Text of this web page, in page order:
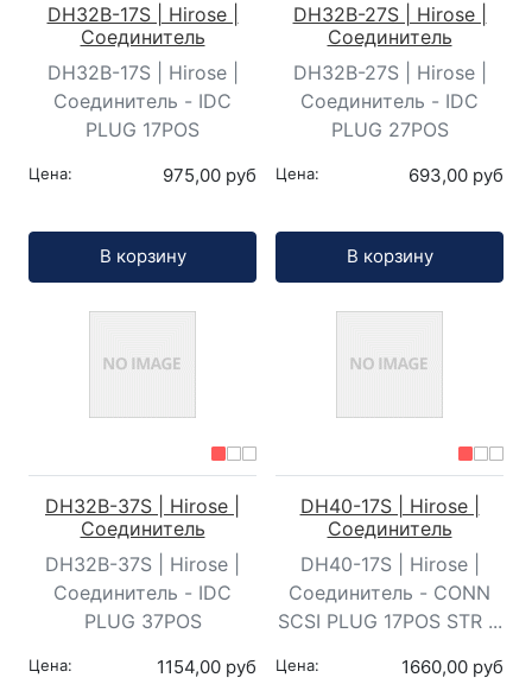
DH32B-17S | Hirose |
Соединитель
DH32B-17S | Hirose |
Соединитель - IDC
PLUG 17POS
Цена: 975,00 руб
В корзину
DH32B-27S | Hirose |
Соединитель
DH32B-27S | Hirose |
Соединитель - IDC
PLUG 27POS
Цена: 693,00 руб
В корзину
DH32B-37S | Hirose |
Соединитель
DH32B-37S | Hirose |
Соединитель - IDC
PLUG 37POS
Цена: 1154,00 руб
DH40-17S | Hirose |
Соединитель
DH40-17S | Hirose |
Соединитель - CONN
SCSI PLUG 17POS STR ...
Цена: 1660,00 руб